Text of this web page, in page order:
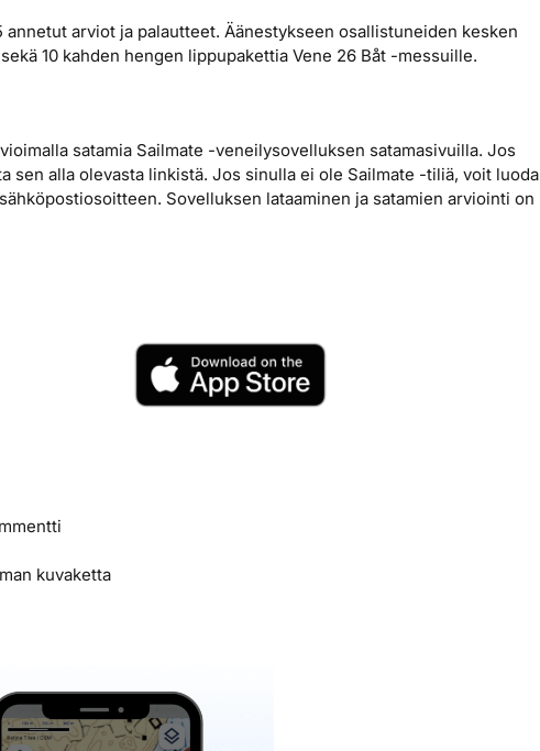
annetut arviot ja palautteet. Äänestykseen osallistuneiden kesken
10 kahden hengen lippupakettia Vene 26 Båt -messuille.
satamia Sailmate -veneilysovelluksen satamasivuilla. Jos
sen alla olevasta linkistä. Jos sinulla ei ole Sailmate -tiliä, voit luoda
Sovelluksen lataaminen ja satamien arviointi on
kuvaketta